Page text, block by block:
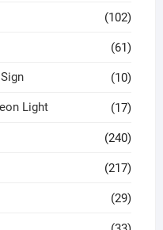
(102)
(61)
(10)
Light (17)
(240)
(217)
(29)